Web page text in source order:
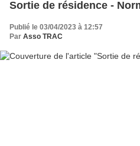
Sortie de résidence -
Publié le 03/04/2023 à 12:57
Par Asso TRAC